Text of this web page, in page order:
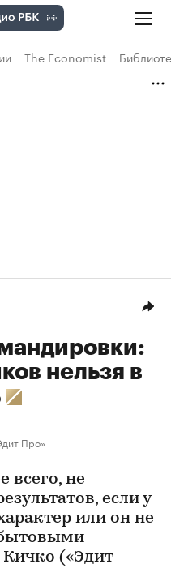
The Economist
нельзя в
Про»
всего, не
если у
или он не
бытовыми
(«Эдит